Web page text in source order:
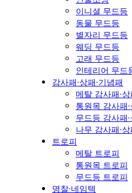
이니셜 무드등
동물 무드등
별자리 무드등
웨딩 무드등
고래 무드등
인테리어 무드
감사패·상패·기념패
메탈 감사패·상
통원목 감사패
무드등 감사패·
나무 감사패·상
트로피
메탈 트로피
통원목 트로피
무드등 트로피
명찰·네임텍